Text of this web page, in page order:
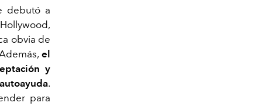
debutó a
obvia de
el
y
.
para